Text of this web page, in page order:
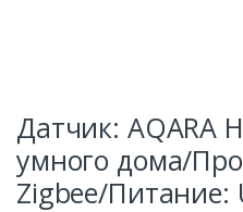
Датчик: AQARA
умного дома/
Zigbee/Питание: